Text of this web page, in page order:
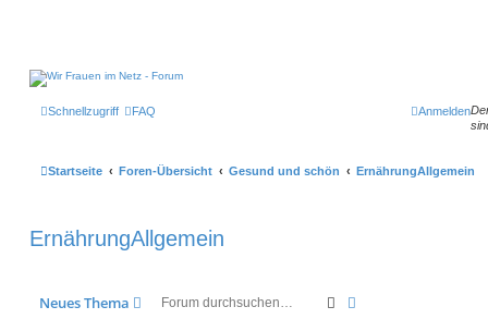
Schnellzugriff FAQ Anmelden
Startseite Foren-Übersicht Gesund und schön ErnährungAllgemein
ErnährungAllgemein
Neues Thema Suche